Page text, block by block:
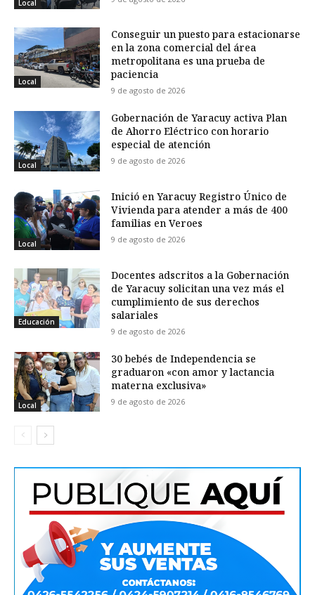
Local
Local
Conseguir un puesto para estacionarse
en la zona comercial del área
metropolitana es una prueba de
paciencia
9 de agosto de 2026
Local
Gobernación de Yaracuy activa Plan
de Ahorro Eléctrico con horario
especial de atención
9 de agosto de 2026
Local
Inició en Yaracuy Registro Único de
Vivienda para atender a más de 400
familias en Veroes
9 de agosto de 2026
Educación
Docentes adscritos a la Gobernación
de Yaracuy solicitan una vez más el
cumplimiento de sus derechos
salariales
9 de agosto de 2026
Local
30 bebés de Independencia se
graduaron «con amor y lactancia
materna exclusiva»
9 de agosto de 2026